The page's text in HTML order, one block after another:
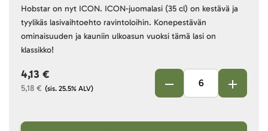
Hobstar on nyt ICON. ICON-juomalasi (35 cl) on kestävä ja
tyylikäs lasivaihtoehto ravintoloihin. Konepestävän
ominaisuuden ja kauniin ulkoasun vuoksi tämä lasi on
klassikko!
(sis. 25.5% ALV)
5,18 €
4,13 €
gallery